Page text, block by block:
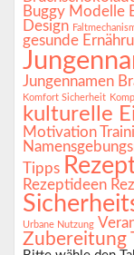
Buggy Modelle
Design
gesunde
Jungennamen
Komfort Sicherheit
kulturelle
Motivation
Tipps
Rezeptideen
Urbane Nutzung
Zubereitung